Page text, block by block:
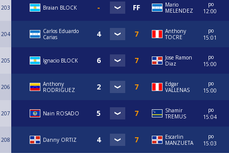
203 Braian BLOCK
Mario
MELENDEZ
po
12:00
204
Carlos Eduardo
Carias
Anthony
TOCRE
po
15:01
205 Ignacio BLOCK
Jose Ramon
Diaz
po
15:00
206
Anthony
RODRIGUEZ
Edgar
VALLENAS
po
15:00
207 Nain ROSADO
Shamir
TREMUS
po
15:04
208 Danny ORTIZ
Escarlin
MANZUETA
po
15:03